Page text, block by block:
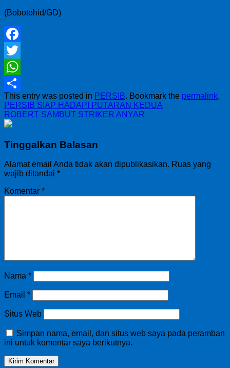
(Bobotohid/GD)
Facebook
Twitter
WhatsApp
Share
This entry was posted in PERSIB. Bookmark the permalink.
PERSIB SIAP HADAPI PUTARAN KEDUA
ROBERT SAMBUT STRIKER ANYAR
Tinggalkan Balasan
Alamat email Anda tidak akan dipublikasikan. Ruas yang
wajib ditandai *
Komentar *
Nama *
Email *
Situs Web
Simpan nama, email, dan situs web saya pada peramban
ini untuk komentar saya berikutnya.